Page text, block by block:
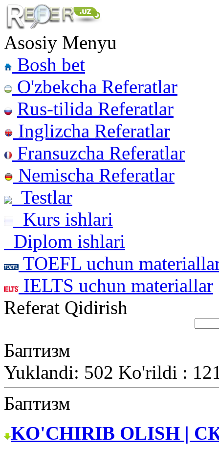
Asosiy Menyu
Bosh bet
O'zbekcha Referatlar
Rus-tilida Referatlar
Inglizcha Referatlar
Fransuzcha Referatlar
Nemischa Referatlar
Testlar
Kurs ishlari
Diplom ishlari
TOEFL uchun
IELTS uchun materiallar
Referat Qidirish
Баптизм
Yuklandi: 502 Ko'rildi :
Баптизм
KO'CHIRIB OLISH |